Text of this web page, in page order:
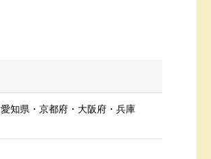
愛知県 ・ 京都府 ・ 大阪府 ・ 兵庫